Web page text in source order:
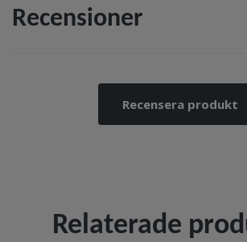
Recensioner
Recensera produkt
Relaterade